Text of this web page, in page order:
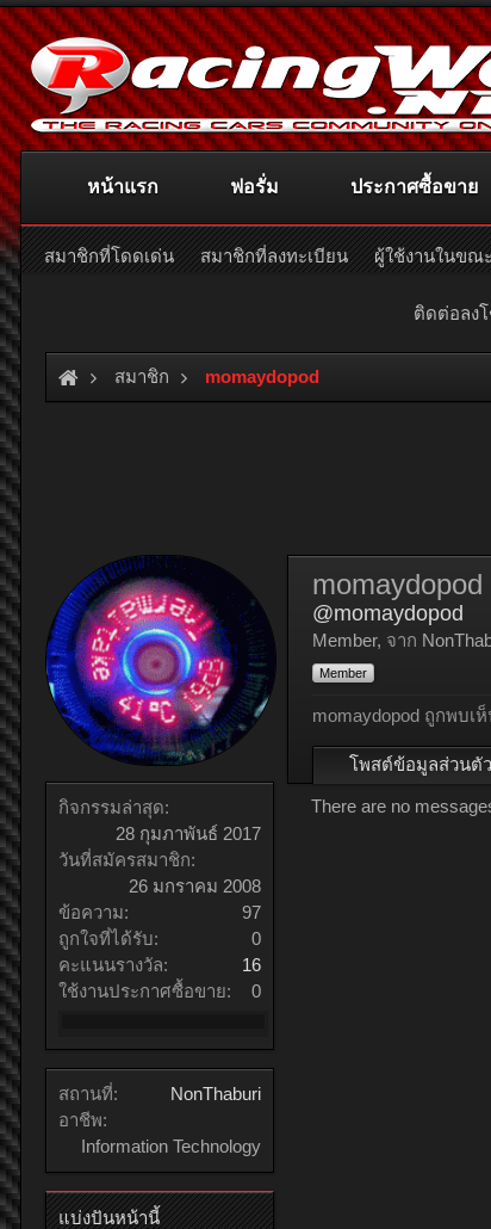
ติดต่อลง
สมาชิก momaydopod
กิจกรรมล่าสุด:
28 กุมภาพันธ์ 2017
วันที่สมัครสมาชิก:
26 มกราคม 2008
ข้อความ:
97
ถูกใจที่ได้รับ:
0
คะแนนรางวัล:
16
ใช้งานประกาศซื้อขาย:
0
สถานที่:
NonThaburi
อาชีพ:
Information Technology
แบ่งปันหน้านี้
momaydopod
@momaydopod
Member, จาก
Member
momaydopod ถูกพบเ
โพสต์ข้อมูลส่วนตัว
There are no
หน้าแรก ฟอรั่ม ประกาศซื้อขาย
สมาชิกที่โดดเด่น สมาชิกที่ลงทะเบียน ผู้ใช้งานในขณ